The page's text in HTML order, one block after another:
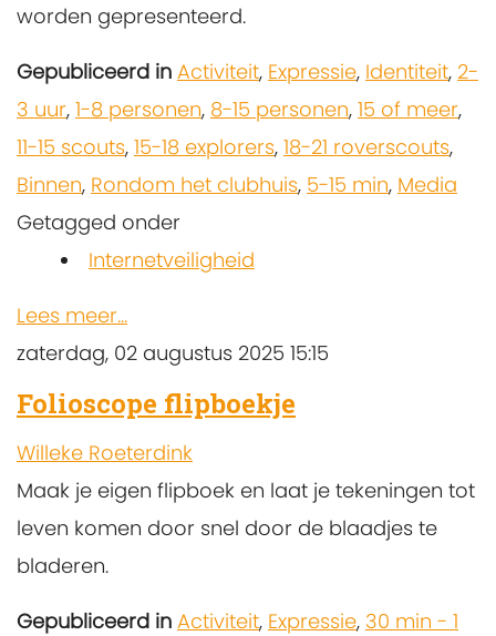
worden gepresenteerd.
Gepubliceerd in Activiteit, Expressie, Identiteit, 2-
3 uur, 1-8 personen, 8-15 personen, 15 of meer,
11-15 scouts, 15-18 explorers, 18-21 roverscouts,
Binnen, Rondom het clubhuis, 5-15 min, Media
Getagged onder
Internetveiligheid
Lees meer...
zaterdag, 02 augustus 2025 15:15
Folioscope flipboekje
Willeke Roeterdink
Maak je eigen flipboek en laat je tekeningen tot
leven komen door snel door de blaadjes te
bladeren.
Gepubliceerd in Activiteit, Expressie, 30 min - 1